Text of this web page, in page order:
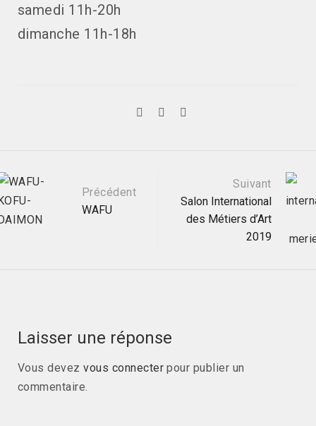
samedi 11h-20h
dimanche 11h-18h
Précédent
WAFU
Suivant
Salon International
des Métiers d’Art
2019
Laisser une réponse
Vous devezvous connecter pour publier un
commentaire.